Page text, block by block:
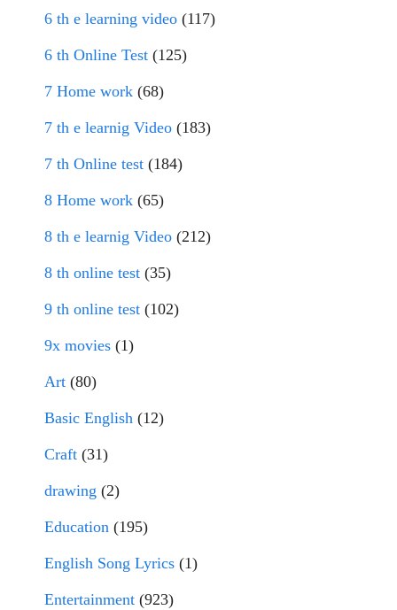
6 th e learning video (117)
6 th Online Test (125)
7 Home work (68)
7 th e learnig Video (183)
7 th Online test (184)
8 Home work (65)
8 th e learnig Video (212)
8 th online test (35)
9 th online test (102)
9x movies (1)
Art (80)
Basic English (12)
Craft (31)
drawing (2)
Education (195)
English Song Lyrics (1)
Entertainment (923)